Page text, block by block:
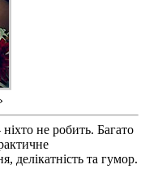
не робить. Багато
делікатність та гумор.